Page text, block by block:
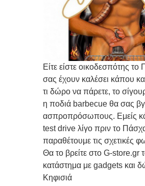
Είτε είστε οικοδεσπότης το
σας έχουν καλέσει κάπου
τι δώρο να πάρετε, το
η ποδιά barbecue θα σας
ασπροπρόσωπους. Εμείς
test drive λίγο πριν το
παραθέτουμε τις σχετικές
Θα το βρείτε στο G-store.gr
κατάστημα με gadgets και
Κηφισιά